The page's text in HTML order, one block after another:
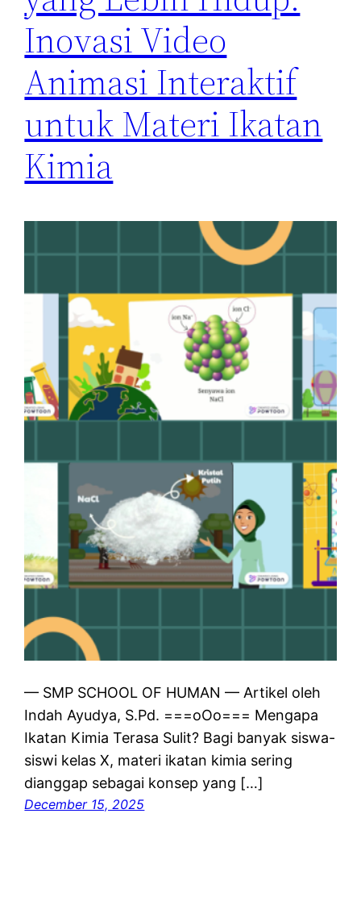
Inovasi Video
Animasi Interaktif
untuk Materi Ikatan
Kimia
— SMP SCHOOL OF HUMAN — Artikel oleh
Indah Ayudya, S.Pd. ===oOo=== Mengapa
Ikatan Kimia Terasa Sulit? Bagi banyak siswa-
siswi kelas X, materi ikatan kimia sering
dianggap sebagai konsep yang […]
December 15, 2025